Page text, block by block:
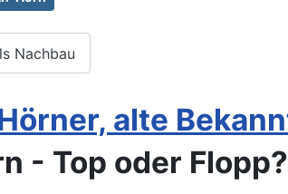
Nachbau
alte
- Top oder Flopp?